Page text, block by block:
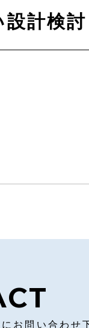
計検
お問い合わせ